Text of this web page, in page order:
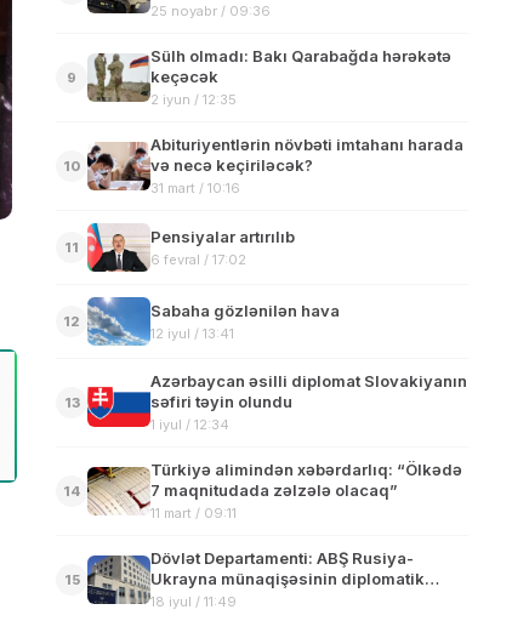
25 noyabr / 09:36
9
Sülh olmadı: Bakı Qarabağda hərəkətə
keçəcək
2 iyun / 12:35
10
Abituriyentlərin növbəti imtahanı harada
və necə keçiriləcək?
31 mart / 10:16
11
Pensiyalar artırılıb
6 fevral / 17:02
12
Sabaha gözlənilən hava
12 iyul / 13:41
13
Azərbaycan əsilli diplomat Slovakiyanın
səfiri təyin olundu
1 iyul / 12:34
14
Türkiyə alimindən xəbərdarlıq: “Ölkədə
7 maqnitudada zəlzələ olacaq”
11 mart / 09:11
15
Dövlət Departamenti: ABŞ Rusiya-
Ukrayna münaqişəsinin diplomatik
həllində maraqlıdır
18 iyul / 11:49